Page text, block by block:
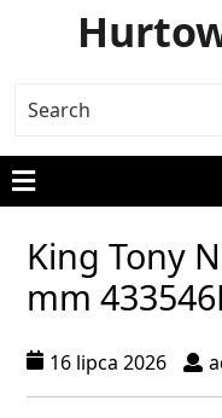
King Tony
mm
16 lipca 2026